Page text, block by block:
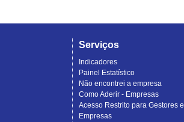
Serviços
Indicadores
Painel Estatístico
Não encontrei a empresa
Como Aderir - Empresas
Acesso Restrito para Gestores e
Empresas